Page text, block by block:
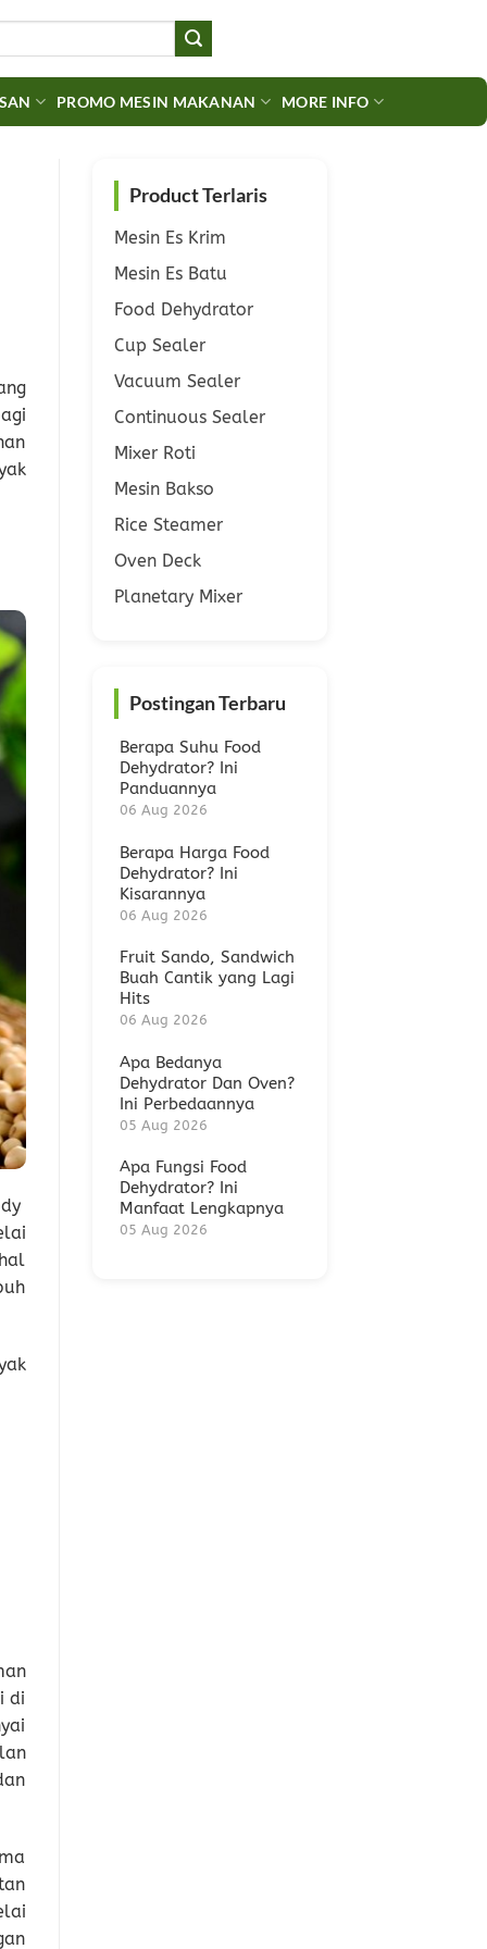
PROMO MESIN MAKANAN MORE INFO
di
Product Terlaris
Mesin Es Krim
Mesin Es Batu
Food Dehydrator
Cup Sealer
Vacuum Sealer
Continuous Sealer
Mixer Roti
Mesin Bakso
Rice Steamer
Oven Deck
Planetary Mixer
Postingan Terbaru
Berapa Suhu Food
Dehydrator? Ini
Panduannya
06 Aug 2026
Berapa Harga Food
Dehydrator? Ini
Kisarannya
06 Aug 2026
Fruit Sando, Sandwich
Buah Cantik yang Lagi
Hits
06 Aug 2026
Apa Bedanya
Dehydrator Dan Oven?
Ini Perbedaannya
05 Aug 2026
Apa Fungsi Food
Dehydrator? Ini
Manfaat Lengkapnya
05 Aug 2026